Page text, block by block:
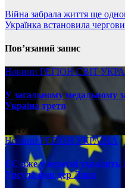
Війна забрала життя ще
Українка встановила
Пов’язаний запис
Новини РЕГІОНСВІТ
У загальному медальному
Україна третя
08.17.2025
НовиниРЕГІОН УКРАЇНА
ЄС вже у вересні ухвалить
Урсула фон дер Ляєн